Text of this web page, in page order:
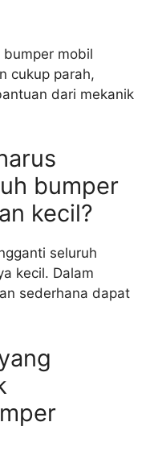
mobil
cukup parah,
dari mekanik
bumper
kecil?
seluruh
kecil. Dalam
sederhana dapat